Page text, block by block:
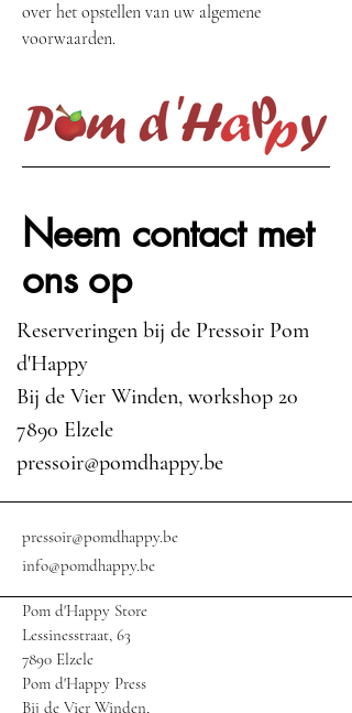
over het opstellen van uw algemene
voorwaarden.
Neem contact met
ons op
Reserveringen bij de Pressoir Pom
d'Happy
Bij de Vier Winden, workshop 20
7890 Elzele
pressoir@pomdhappy.be
pressoir@pomdhappy.be
info@pomdhappy.be
Pom d'Happy Store
Lessinesstraat, 63
7890 Elzele
Pom d'Happy Press
Bij de Vier Winden,